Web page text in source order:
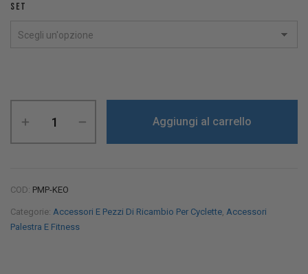
SET
Aggiungi al carrello
COD: PMP-KEO
Categorie: Accessori E Pezzi Di Ricambio Per Cyclette, Accessori
Palestra E Fitness